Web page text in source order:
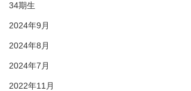
34期生
2024年9月
2024年8月
2024年7月
2022年11月